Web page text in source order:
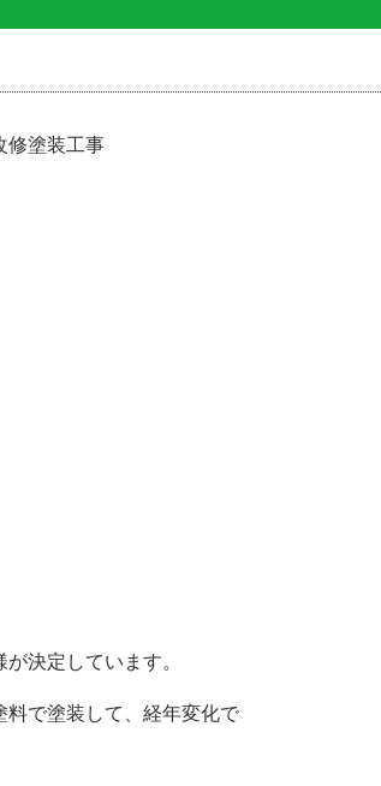
修塗装工事
が決定しています。
料で塗装して、経年変化で